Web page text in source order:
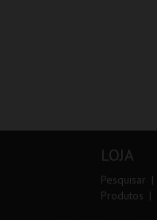
LOJA
Pesquisar
Produtos